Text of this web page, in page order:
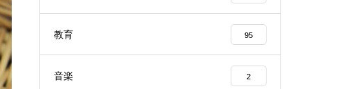
バレンタイン2023 @CAKEHOU
教育 95
音楽 2